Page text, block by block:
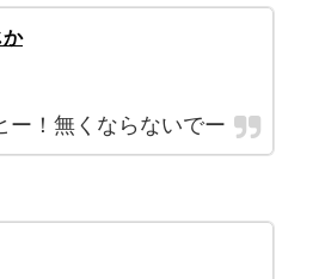
か
ー！無くならないでー